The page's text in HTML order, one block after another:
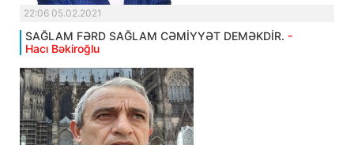
22:06 05.02.2021
SAĞLAM FƏRD SAĞLAM CƏMİYYƏT DEMƏKDİR. -
Hacı Bəkiroğlu